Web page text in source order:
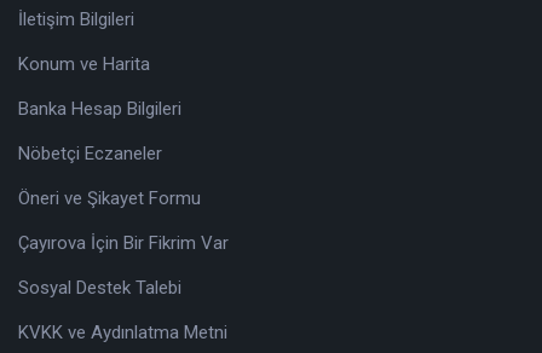
İletişim Bilgileri
Konum ve Harita
Banka Hesap Bilgileri
Nöbetçi Eczaneler
Öneri ve Şikayet Formu
Çayırova İçin Bir Fikrim Var
Sosyal Destek Talebi
KVKK ve Aydınlatma Metni